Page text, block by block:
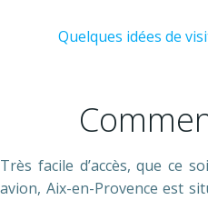
Quelques idées de
Très facile d’accès, que ce
avion, Aix-en-Provence est